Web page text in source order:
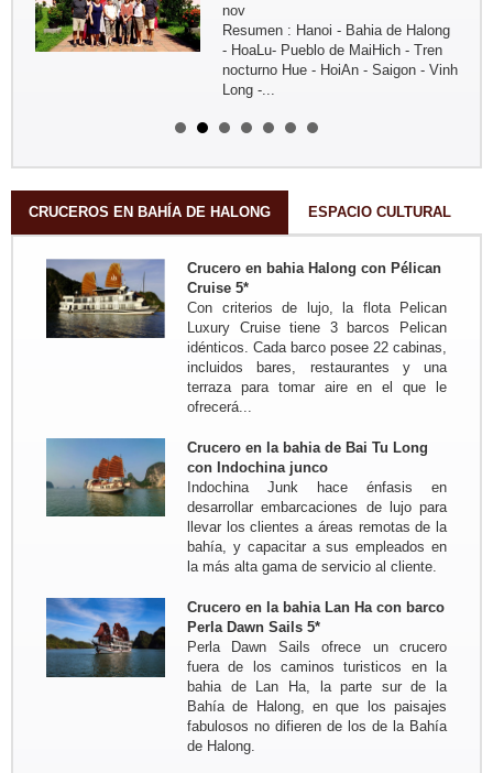
nov
Resumen : Hanoi - Bahia de Halong
- HoaLu- Pueblo de MaiHich - Tren
nocturno Hue - HoiAn - Saigon - Vinh
Long -...
amigos ...
de lo commul en el norte de Vietnam
Trayecto en resumen: Hanoi - Lago
ThacBa - Thong Nguyen - Pueblo
personas de...
Trayecto en resumen: Saigon -
MyTho - VinhLong ( en casa de
habitante) - CanTho ( En casa de
habitante ) - HoiAn - Hue - Hanoi -
MaiChau - HoaLu - Bahia de...
Grupo: Familia de JADOUL (05
personas)
Hich - Pu Luong Retreat - Pueblo
Kho Muong - Tam Coc - Vinh -
Cueva Phong Nha - Hue - HoiAn -
My Son - Hanoi - Bahia de...
Grupo: Familia COIGNARD
Stephane (05 personas)
Viaje al Norte de Vietnam para
- MaiHich - Pu Luong Retreat -
Pueblo Kho Muong - Pueblo Huou -
Tam Coc - Cat Ba - Isla...
Grupo: Sra Annette DELESTRE y
sus amigos ...
Viaje de Norte a Sur del 17 oct al 30
oct 2017
Resumen: Hanoi - Pueblo Mai Hich -
CRUCEROS EN BAHÍA DE HALONG ESPACIO CULTURAL
Crucero en bahia Halong con Pélican
Cruise 5*
Con criterios de lujo, la flota Pelican
Luxury Cruise tiene 3 barcos Pelican
idénticos. Cada barco posee 22 cabinas,
incluidos bares, restaurantes y una
terraza para tomar aire en el que le
ofrecerá...
Crucero en la bahia de Bai Tu Long
con Indochina junco
Indochina Junk hace énfasis en
desarrollar embarcaciones de lujo para
llevar los clientes a áreas remotas de la
bahía, y capacitar a sus empleados en
la más alta gama de servicio al cliente.
Crucero en la bahia Lan Ha con barco
Perla Dawn Sails 5*
Perla Dawn Sails ofrece un crucero
fuera de los caminos turisticos en la
bahia de Lan Ha, la parte sur de la
Bahía de Halong, en que los paisajes
fabulosos no difieren de los de la Bahía
de Halong.